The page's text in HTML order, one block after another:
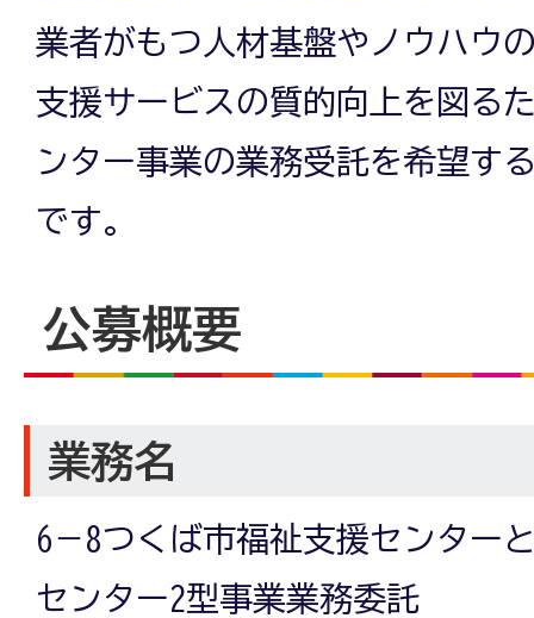
業者がもつ人材基盤やノウハウ
支援サービスの質的向上を図る
ンター事業の業務受託を希望す
です。
公募概要
業務名
6－8つくば市福祉支援センター
センター2型事業業務委託